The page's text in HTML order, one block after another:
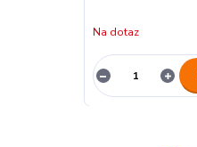
Na dotaz